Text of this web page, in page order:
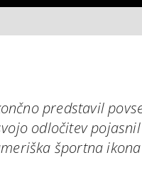
predstavil
odločitev
športna